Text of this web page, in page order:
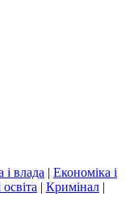
і влада | Економіка і
| Кримінал |